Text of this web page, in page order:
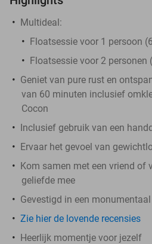
Multideal:
Floatsessie voor 1 persoon
Floatsessie voor 2 personen
Geniet van pure rust en
van 60 minuten inclusief
Cocon
Inclusief gebruik van een
Ervaar het gevoel van
Kom samen met een vriend of
geliefde mee
Gevestigd in een
Zie hier de lovende recensies
Heerlijk momentje voor jezelf